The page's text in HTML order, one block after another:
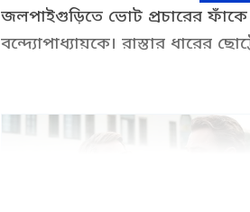
জলপাইগুড়িতে ভোট প্রচারের
বন্দ্যোপাধ্যায়কে। রাস্তার ধারের